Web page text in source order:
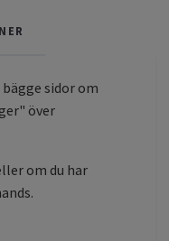
sidor om
över
om du har